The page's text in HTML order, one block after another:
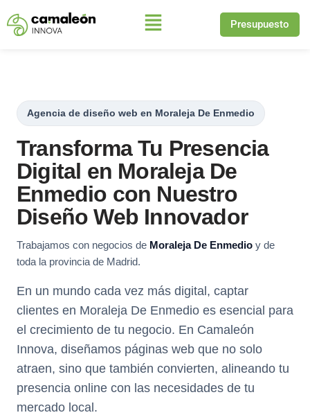
Saltar
Presupuesto
Agencia de diseño web en Moraleja De Enmedio
Transforma Tu Presencia
Digital en Moraleja De
Enmedio con Nuestro
Diseño Web Innovador
Trabajamos con negocios de Moraleja De Enmedio y de
toda la provincia de Madrid.
En un mundo cada vez más digital, captar
clientes en Moraleja De Enmedio es esencial para
el crecimiento de tu negocio. En Camaleón
Innova, diseñamos páginas web que no solo
atraen, sino que también convierten, alineando tu
presencia online con las necesidades de tu
mercado local.